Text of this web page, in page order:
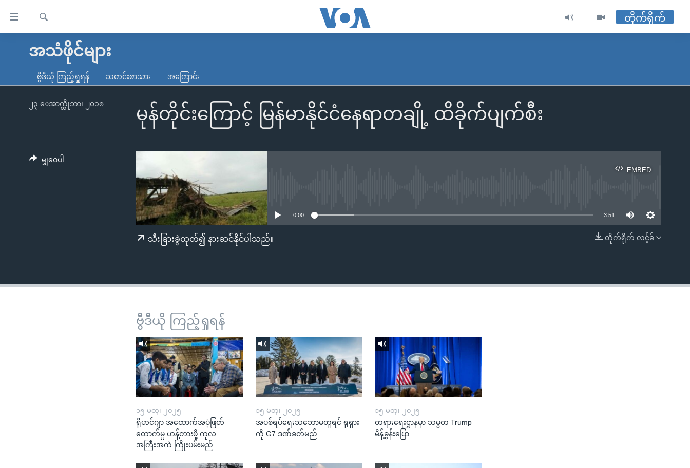
လွယ်ကူ
သည့်
ကျော်
မူလစာမျက်နှာ
ကမ္ဘာ့သတင်းများ
နိုင်ငံတကာ
တရုတ်
အစ္စရေး-ပါလက်စတိုင်း
ရပ်ဝန်းတခု လမ်းတခု အလွန်
အင်္ဂလိပ်စာလေ့လာမယ်
ရ
တိုက်ရိုက်
အသံဖိုင်များ
ဗွီဒီယို ကြည့်ရှုရန် သတင်းစာသား အကြောင်း
မုန်တိုင်းကြောင့် မြန်မာနိုင်ငံနေရာတချို့ ထိခိုက်ပျက်စီး
၂၃ ေအာက္တိုဘာ၊ ၂၀၁၈
EMBED
EMBED
0:00 3:51
တိုက်ရိုက် လင့်ခ်
သီးခြားခွဲထုတ်၍ နားဆင်နိုင်ပါသည်။
မျှဝေပါ
ဗွီဒီယို ကြည့်ရှုရန်
၁၅ မတ္၊ ၂၀၂၅
ရိုဟင်ဂျာ အထောက်အပံ့ဖြတ်
တောက်မှု ဟန့်တားဖို့ ကုလ
အကြီးအကဲ ကြိုးပမ်းမည်
၁၅ မတ္၊ ၂၀၂၅
အပစ်ရပ်ရေးသဘောမတူရင် ရုရှား
ကို G7 ဒဏ်ခတ်မည်
၁၅ မတ္၊ ၂၀၂၅
တရားရေးဌာနမှာ သမ္မတ Trump
မိန့်ခွန်းပြော